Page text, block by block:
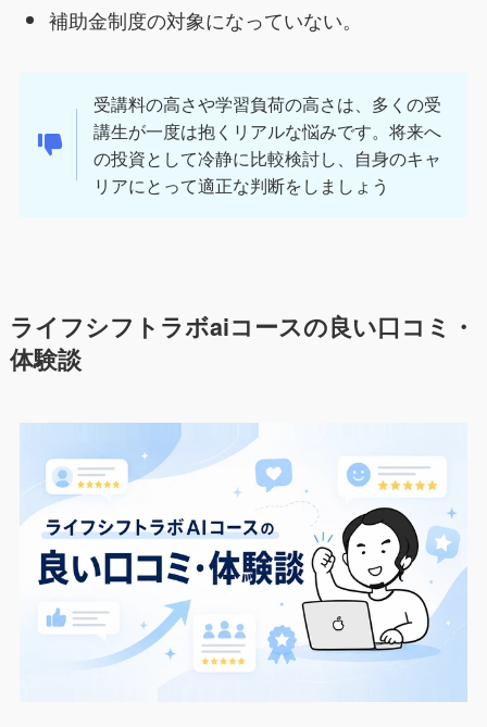
補助金制度の対象になっていない。
受講料の高さや学習負荷の高さは、多くの受
講生が一度は抱くリアルな悩みです。将来へ
の投資として冷静に比較検討し、自身のキャ
リアにとって適正な判断をしましょう
ライフシフトラボaiコースの良い口コミ・
体験談